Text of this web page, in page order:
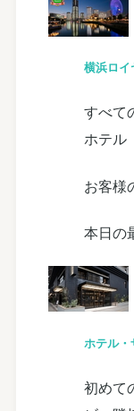
横浜ロイ
すべて
ホテル
お客様
本日の
ホテル
初めて